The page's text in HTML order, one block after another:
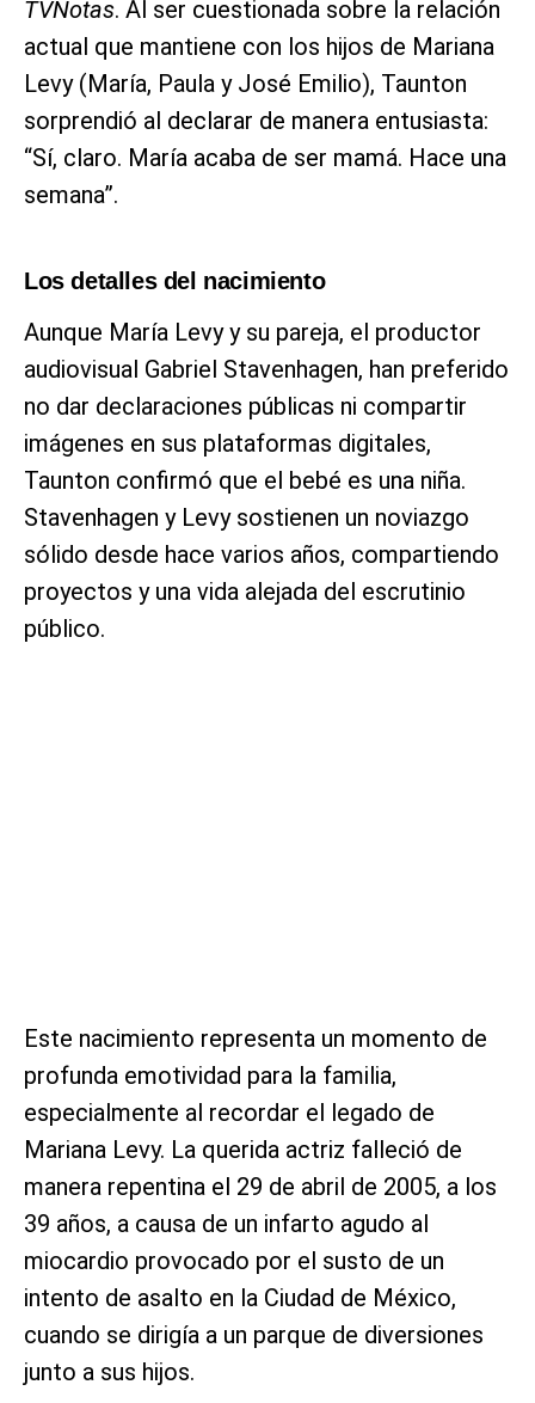
TVNotas. Al ser cuestionada sobre la relación
actual que mantiene con los hijos de Mariana
Levy (María, Paula y José Emilio), Taunton
sorprendió al declarar de manera entusiasta:
“Sí, claro. María acaba de ser mamá. Hace una
semana”.
Los detalles del nacimiento
Aunque María Levy y su pareja, el productor
audiovisual Gabriel Stavenhagen, han preferido
no dar declaraciones públicas ni compartir
imágenes en sus plataformas digitales,
Taunton confirmó que el bebé es una niña.
Stavenhagen y Levy sostienen un noviazgo
sólido desde hace varios años, compartiendo
proyectos y una vida alejada del escrutinio
público.
Este nacimiento representa un momento de
profunda emotividad para la familia,
especialmente al recordar el legado de
Mariana Levy. La querida actriz falleció de
manera repentina el 29 de abril de 2005, a los
39 años, a causa de un infarto agudo al
miocardio provocado por el susto de un
intento de asalto en la Ciudad de México,
cuando se dirigía a un parque de diversiones
junto a sus hijos.